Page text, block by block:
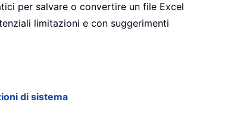
per salvare o convertire un file Excel
limitazioni e con suggerimenti
di sistema